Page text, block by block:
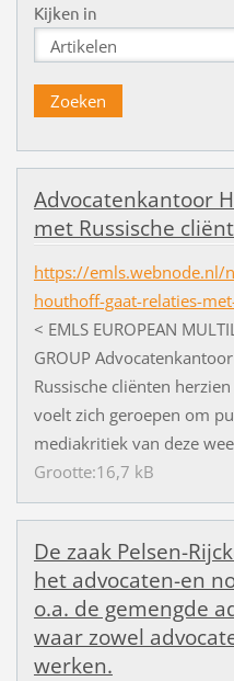
Kijken in
Advocatenkantoor
met Russische
https://emls.webnode.nl/
houthoff-gaat-relaties-
< EMLS EUROPEAN
GROUP
Russische cliënten
voelt zich geroepen om
mediakritiek van deze
Grootte:16,7 kB
De zaak Pelsen-
het advocaten-en
o.a. de gemengde
waar zowel
werken.